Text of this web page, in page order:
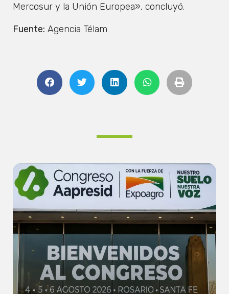
Mercosur y la Unión Europea», concluyó.
Fuente: Agencia Télam